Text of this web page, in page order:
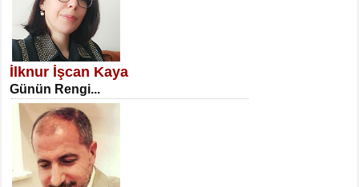
SATILMIŞ ÜMİT ÇETİNKAYA
Erkenlik...
İlknur İşcan Kaya
Günün Rengi...